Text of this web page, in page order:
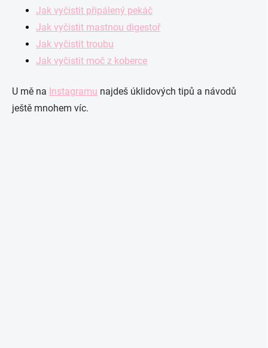
Jak vyčistit připálený pekáč
Jak vyčistit mastnou digestoř
Jak vyčistit troubu
Jak vyčistit moč z koberce
U mě na Instagramu najdeš úklidových tipů a návodů
ještě mnohem víc.